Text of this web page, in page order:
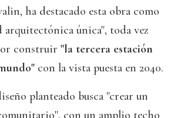
ha destacado esta obra como
única", toda vez
construir "la tercera estación
con la vista puesta en 2040.
planteado busca "crear un
con un amplio techo